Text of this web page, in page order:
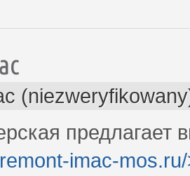
предлагает
imac-